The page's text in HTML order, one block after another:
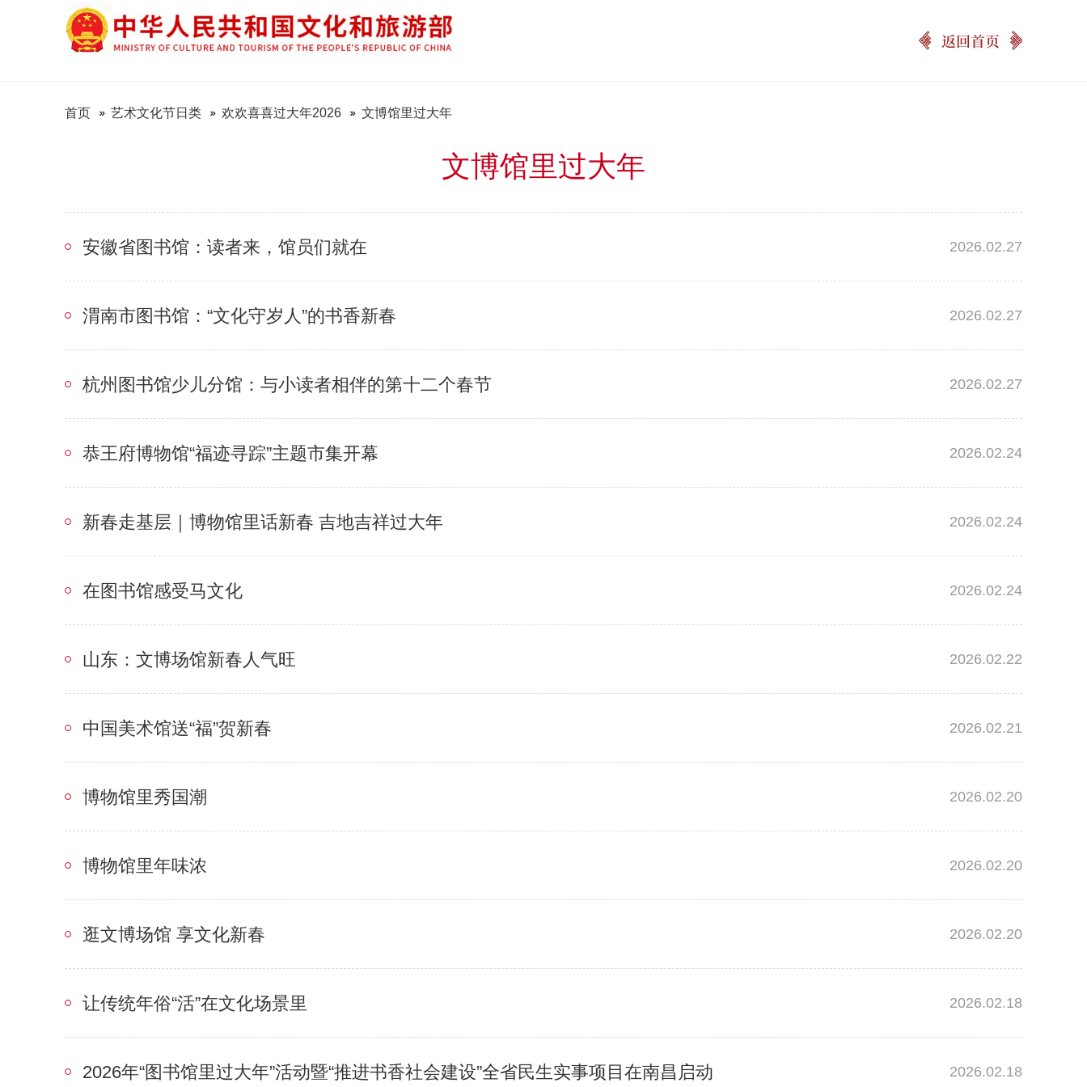
返回首页
首页 艺术文化节日类 欢欢喜喜过大年2026 文博馆里过大年
文博馆里过大年
安徽省图书馆：读者来，馆员们就在 2026.02.27
渭南市图书馆：“文化守岁人”的书香新春 2026.02.27
杭州图书馆少儿分馆：与小读者相伴的第十二个春节 2026.02.27
恭王府博物馆“福迹寻踪”主题市集开幕 2026.02.24
新春走基层｜博物馆里话新春 吉地吉祥过大年 2026.02.24
在图书馆感受马文化 2026.02.24
山东：文博场馆新春人气旺 2026.02.22
中国美术馆送“福”贺新春 2026.02.21
博物馆里秀国潮 2026.02.20
博物馆里年味浓 2026.02.20
逛文博场馆 享文化新春 2026.02.20
让传统年俗“活”在文化场景里 2026.02.18
2026年“图书馆里过大年”活动暨“推进书香社会建设”全省民生实事项目在南昌启动 2026.02.18